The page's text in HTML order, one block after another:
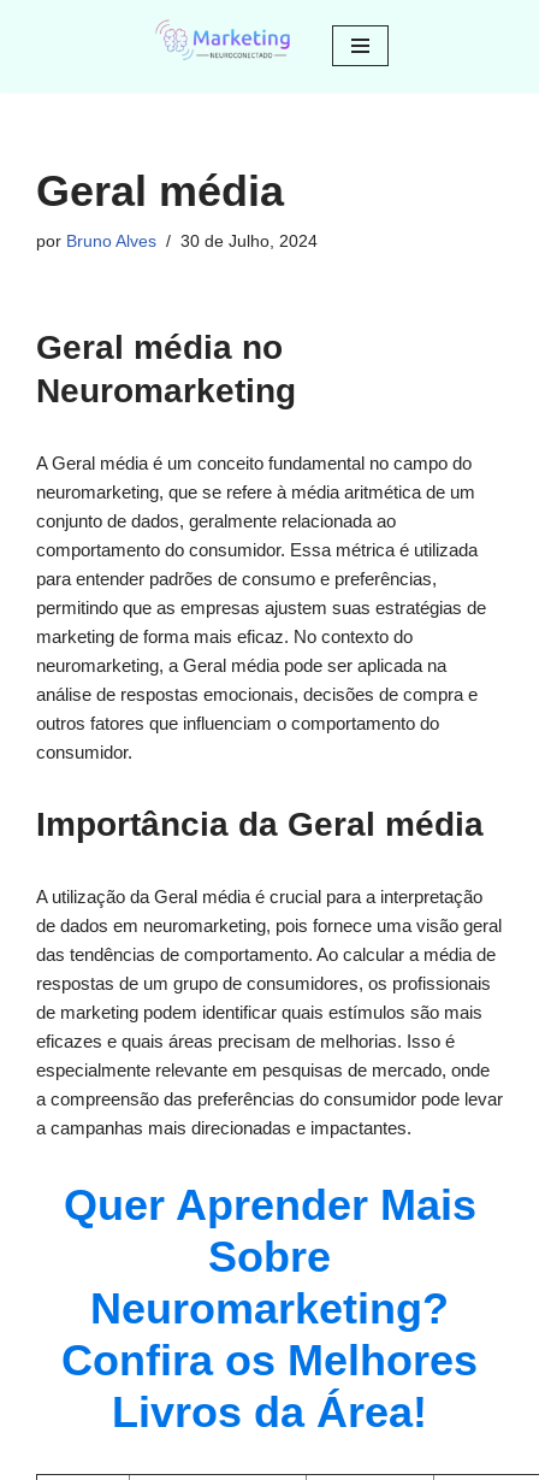
Geral média
por Bruno Alves 30 de Julho, 2024
Geral média no
Neuromarketing
A Geral média é um conceito fundamental no campo do
neuromarketing, que se refere à média aritmética de um
conjunto de dados, geralmente relacionada ao
comportamento do consumidor. Essa métrica é utilizada
para entender padrões de consumo e preferências,
permitindo que as empresas ajustem suas estratégias de
marketing de forma mais eficaz. No contexto do
neuromarketing, a Geral média pode ser aplicada na
análise de respostas emocionais, decisões de compra e
outros fatores que influenciam o comportamento do
consumidor.
Importância da Geral média
A utilização da Geral média é crucial para a interpretação
de dados em neuromarketing, pois fornece uma visão geral
das tendências de comportamento. Ao calcular a média de
respostas de um grupo de consumidores, os profissionais
de marketing podem identificar quais estímulos são mais
eficazes e quais áreas precisam de melhorias. Isso é
especialmente relevante em pesquisas de mercado, onde
a compreensão das preferências do consumidor pode levar
a campanhas mais direcionadas e impactantes.
Quer Aprender Mais
Sobre
Neuromarketing?
Confira os Melhores
Livros da Área!